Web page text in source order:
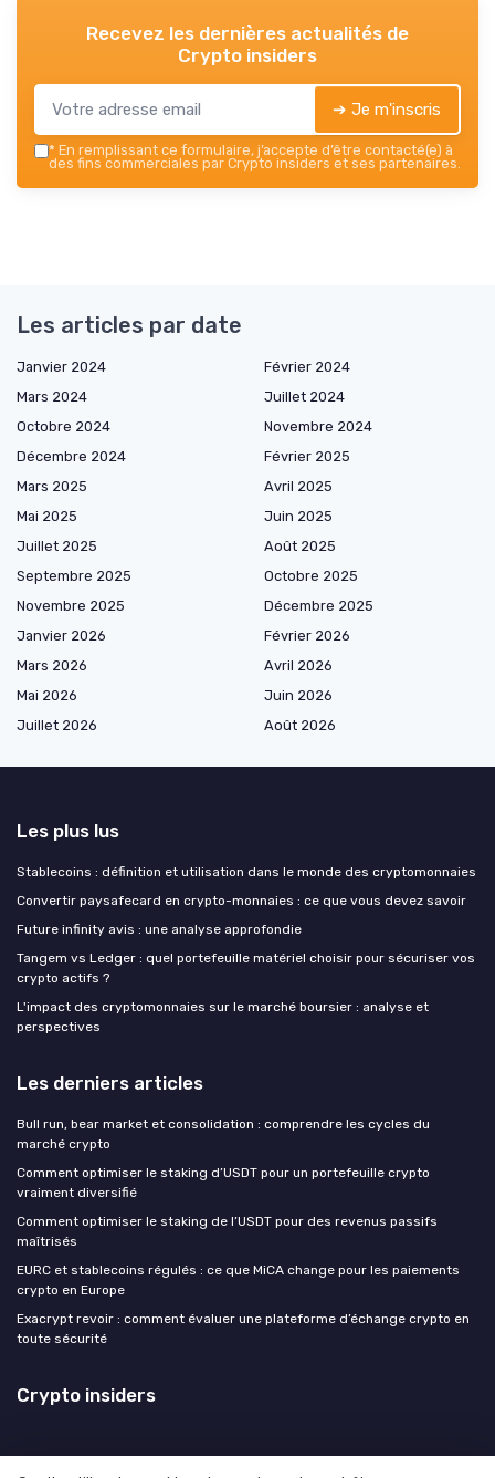
Recevez les dernières actualités de
Crypto insiders
➔ Je m'inscris
* En remplissant ce formulaire, j’accepte d’être contacté(e) à
des fins commerciales par Crypto insiders et ses partenaires.
Les articles par date
Janvier 2024
Février 2024
Mars 2024
Juillet 2024
Octobre 2024
Novembre 2024
Décembre 2024
Février 2025
Mars 2025
Avril 2025
Mai 2025
Juin 2025
Juillet 2025
Août 2025
Septembre 2025
Octobre 2025
Novembre 2025
Décembre 2025
Janvier 2026
Février 2026
Mars 2026
Avril 2026
Mai 2026
Juin 2026
Juillet 2026
Août 2026
Les plus lus
Stablecoins : définition et utilisation dans le monde des cryptomonnaies
Convertir paysafecard en crypto-monnaies : ce que vous devez savoir
Future infinity avis : une analyse approfondie
Tangem vs Ledger : quel portefeuille matériel choisir pour sécuriser vos
crypto actifs ?
L'impact des cryptomonnaies sur le marché boursier : analyse et
perspectives
Les derniers articles
Bull run, bear market et consolidation : comprendre les cycles du
marché crypto
Comment optimiser le staking d’USDT pour un portefeuille crypto
vraiment diversifié
Comment optimiser le staking de l’USDT pour des revenus passifs
maîtrisés
EURC et stablecoins régulés : ce que MiCA change pour les paiements
crypto en Europe
Exacrypt revoir : comment évaluer une plateforme d’échange crypto en
toute sécurité
Crypto insiders